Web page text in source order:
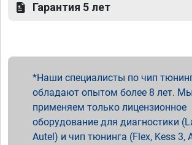
Гарантия 5 лет
Наши специалисты по чип
обладают опытом более 8 лет. Мы
применяем только лицензионное
оборудование для диагностики
Autel) и чип тюнинга (Flex, Kess 3,